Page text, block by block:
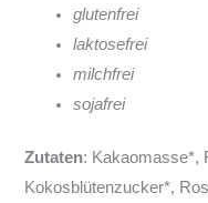
glutenfrei
laktosefrei
milchfrei
sojafrei
Zutaten: Kakaomasse*,
Kokosblütenzucker*,